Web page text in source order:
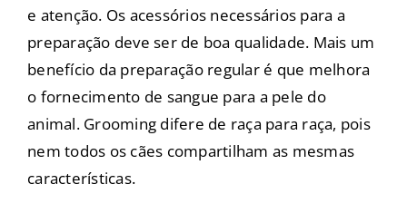
e atenção. Os acessórios necessários para a
preparação deve ser de boa qualidade. Mais um
benefício da preparação regular é que melhora
o fornecimento de sangue para a pele do
animal. Grooming difere de raça para raça, pois
nem todos os cães compartilham as mesmas
características.